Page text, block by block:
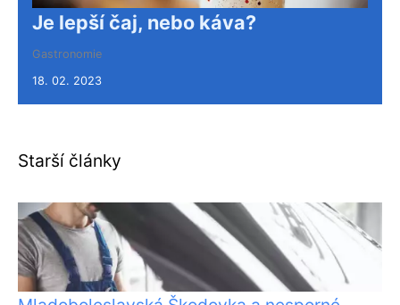
Je lepší čaj, nebo káva?
Gastronomie
18. 02. 2023
Starší články